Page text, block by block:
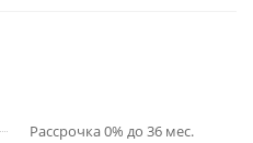
Рассрочка 0% до 36 мес.